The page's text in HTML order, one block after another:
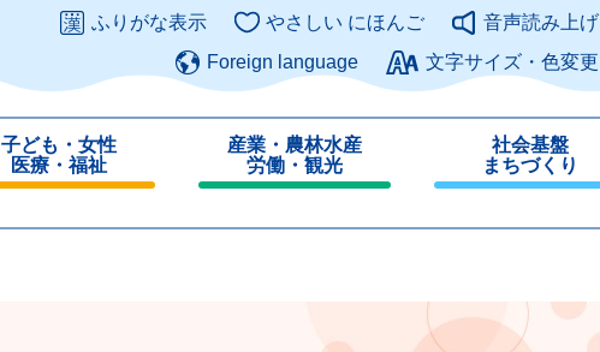
このページの本文へ
ふりがな表示 やさしい にほんご
音声読み上げ
Foreign language
文字サイズ・色変更
子ども・女性
医療・福祉
産業・農林水産
労働・観光
じ
社会基盤
まちづくり
じ